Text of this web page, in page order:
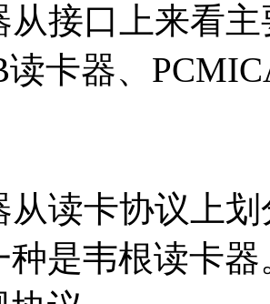
接口上来看主
读卡器、
读卡协议上划
种是韦根读卡